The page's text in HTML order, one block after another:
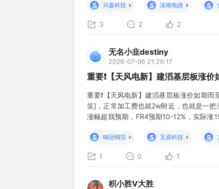
S
兴森科技 S 深南电路 S
3 2 2
无名小韭destiny
2026-07-06 21:29:17
重要❗️【天风电新】建滔基层板涨
重要❗️【天风电新】建滔基层板涨价如期
笑]，正常加工费也就2w附近，也就是一
涨幅超我预期，FR4预期10-12%，实际涨
理系牛市选手，
S 铜冠铜箔 S 宝鼎科技 S
1 0 1
积小胜V大胜